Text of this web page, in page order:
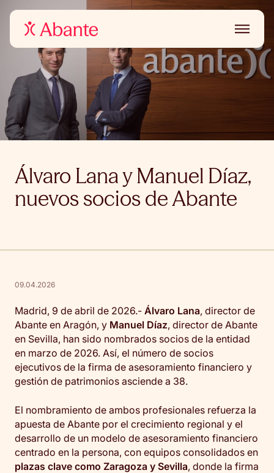
Álvaro Lana y Manuel Díaz,
nuevos socios de Abante
09.04.2026
Madrid, 9 de abril de 2026.- Álvaro Lana, director de
Abante en Aragón, y Manuel Díaz, director de Abante
en Sevilla, han sido nombrados socios de la entidad
en marzo de 2026. Así, el número de socios
ejecutivos de la firma de asesoramiento financiero y
gestión de patrimonios asciende a 38.
El nombramiento de ambos profesionales refuerza la
apuesta de Abante por el crecimiento regional y el
desarrollo de un modelo de asesoramiento financiero
centrado en la persona, con equipos consolidados en
plazas clave como Zaragoza y Sevilla, donde la firma